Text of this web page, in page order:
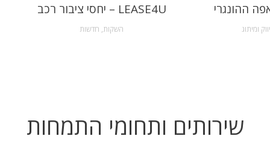
LEASE4U – יחסי ציבור רכב
השקות, חדשות
ההונגרי
ומיתוג
שירותים ותחומי התמחות